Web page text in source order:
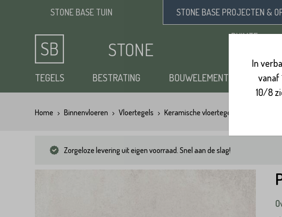
STONE BASE TUIN STONE BASE PROJECTEN &
RUIMTE
STONE
BASE
TEGELS
Keramische tuintegels
BESTRATING
Klinkers
BOUWELEMENTEN
Opsluitbanden
Siergrind
Vloertegels
Home Binnenvloeren Vloertegels Keramische vloertegels Palazzo
Zorgeloze levering uit eigen voorraad. Snel aan de slag!
In
10/8